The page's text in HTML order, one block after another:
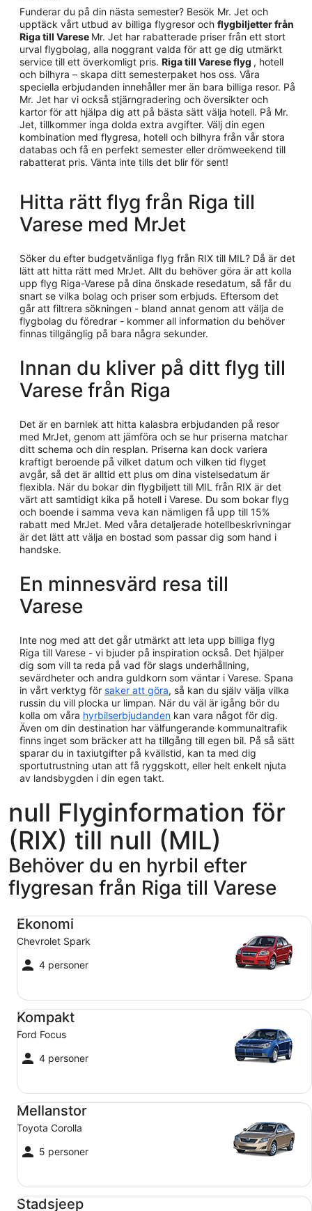
Funderar du på din nästa semester? Besök Mr. Jet och
upptäck vårt utbud av billiga flygresor och flygbiljetter från
Riga till Varese Mr. Jet har rabatterade priser från ett stort
urval flygbolag, alla noggrant valda för att ge dig utmärkt
service till ett överkomligt pris. Riga till Varese flyg , hotell
och bilhyra – skapa ditt semesterpaket hos oss. Våra
speciella erbjudanden innehåller mer än bara billiga resor. På
Mr. Jet har vi också stjärngradering och översikter och
kartor för att hjälpa dig att på bästa sätt välja hotell. På Mr.
Jet, tillkommer inga dolda extra avgifter. Välj din egen
kombination med flygresa, hotell och bilhyra från vår stora
databas och få en perfekt semester eller drömweekend till
rabatterat pris. Vänta inte tills det blir för sent!
Hitta rätt flyg från Riga till
Varese med MrJet
Söker du efter budgetvänliga flyg från RIX till MIL? Då är det
lätt att hitta rätt med MrJet. Allt du behöver göra är att kolla
upp flyg Riga-Varese på dina önskade resedatum, så får du
snart se vilka bolag och priser som erbjuds. Eftersom det
går att filtrera sökningen - bland annat genom att välja de
flygbolag du föredrar - kommer all information du behöver
finnas tillgänglig på bara några sekunder.
Innan du kliver på ditt flyg till
Varese från Riga
Det är en barnlek att hitta kalasbra erbjudanden på resor
med MrJet, genom att jämföra och se hur priserna matchar
ditt schema och din resplan. Priserna kan dock variera
kraftigt beroende på vilket datum och vilken tid flyget
avgår, så det är alltid ett plus om dina vistelsedatum är
flexibla. När du bokar din flygbiljett till MIL från RIX är det
värt att samtidigt kika på hotell i Varese. Du som bokar flyg
och boende i samma veva kan nämligen få upp till 15%
rabatt med MrJet. Med våra detaljerade hotellbeskrivningar
är det lätt att välja en bostad som passar dig som hand i
handske.
En minnesvärd resa till
Varese
Inte nog med att det går utmärkt att leta upp billiga flyg
Riga till Varese - vi bjuder på inspiration också. Det hjälper
dig som vill ta reda på vad för slags underhållning,
sevärdheter och andra guldkorn som väntar i Varese. Spana
in vårt verktyg för saker att göra, så kan du själv välja vilka
russin du vill plocka ur limpan. När du väl är igång bör du
kolla om våra hyrbilserbjudanden kan vara något för dig.
Även om din destination har välfungerande kommunaltrafik
finns inget som bräcker att ha tillgång till egen bil. På så sätt
sparar du in taxiutgifter på kvällstid, kan ta med dig
sportutrustning utan att få ryggskott, eller helt enkelt njuta
av landsbygden i din egen takt.
null Flyginformation för
(RIX) till null (MIL)
Behöver du en hyrbil efter
flygresan från Riga till Varese
Ekonomi
Chevrolet Spark
4 personer
Ekonomi Chevrolet Spark
Kompakt
Ford Focus
4 personer
Kompakt Ford Focus
Mellanstor
Toyota Corolla
5 personer
Mellanstor Toyota Corolla
Stadsjeep
Stadsjeep Jeep Compass